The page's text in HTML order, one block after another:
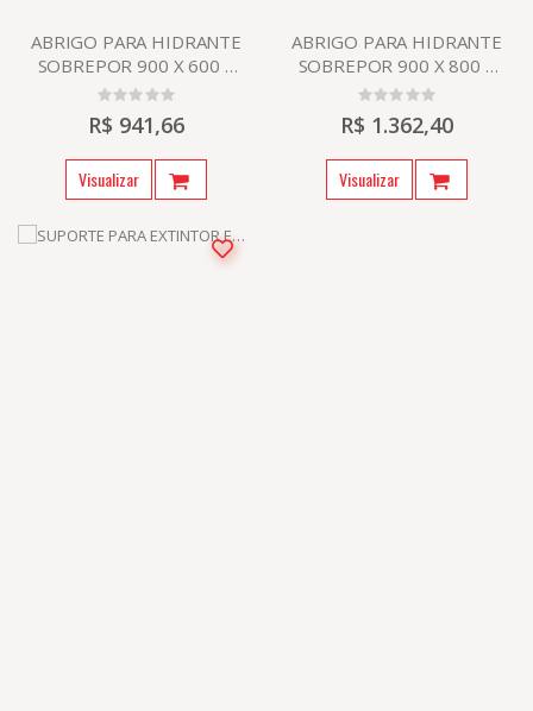
ABRIGO PARA HIDRANTE
SOBREPOR 900 X 600 X
300
R$ 941,66
Visualizar
ABRIGO PARA HIDRANTE
SOBREPOR 900 X 800 X
300
R$ 1.362,40
Visualizar